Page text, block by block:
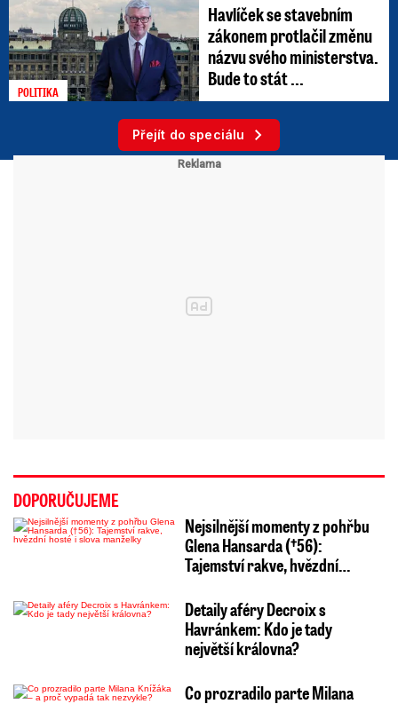
POLITIKA
Havlíček se stavebním
zákonem protlačil změnu
názvu svého ministerstva.
Bude to stát ...
Přejít do speciálu
DOPORUČUJEME
Nejsilnější momenty z pohřbu
Glena Hansarda (†56):
Tajemství rakve, hvězdní…
Detaily aféry Decroix s
Havránkem: Kdo je tady
největší královna?
Co prozradilo parte Milana